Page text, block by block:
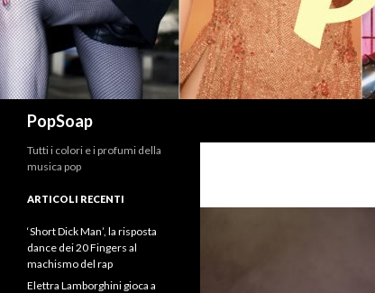
PopSoap
Tutti i colori e i profumi della
musica pop
ARTICOLI RECENTI
‘Short Dick Man’, la risposta
dance dei 20 Fingers al
machismo del rap
Elettra Lamborghini gioca a